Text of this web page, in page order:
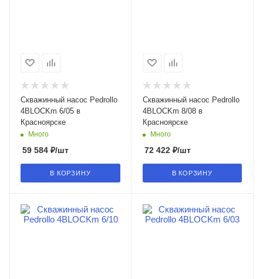
Скважинный насос Pedrollo
4BLOCKm 6/05 в
Красноярске
Много
59 584 ₽/шт
В КОРЗИНУ
Скважинный насос Pedrollo
4BLOCKm 8/08 в
Красноярске
Много
72 422₽/шт
В КОРЗИНУ